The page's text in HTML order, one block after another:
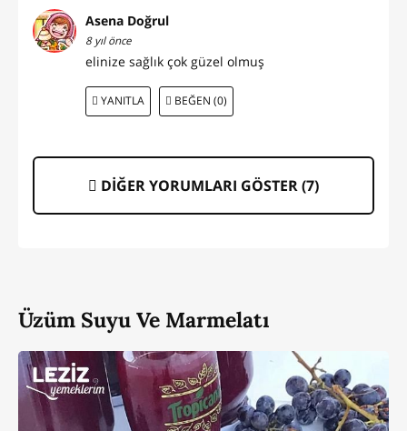
Asena Doğrul
8 yıl önce
elinize sağlık çok güzel olmuş
YANITLA BEĞEN (0)
DİĞER YORUMLARI GÖSTER (7)
Üzüm Suyu Ve Marmelatı